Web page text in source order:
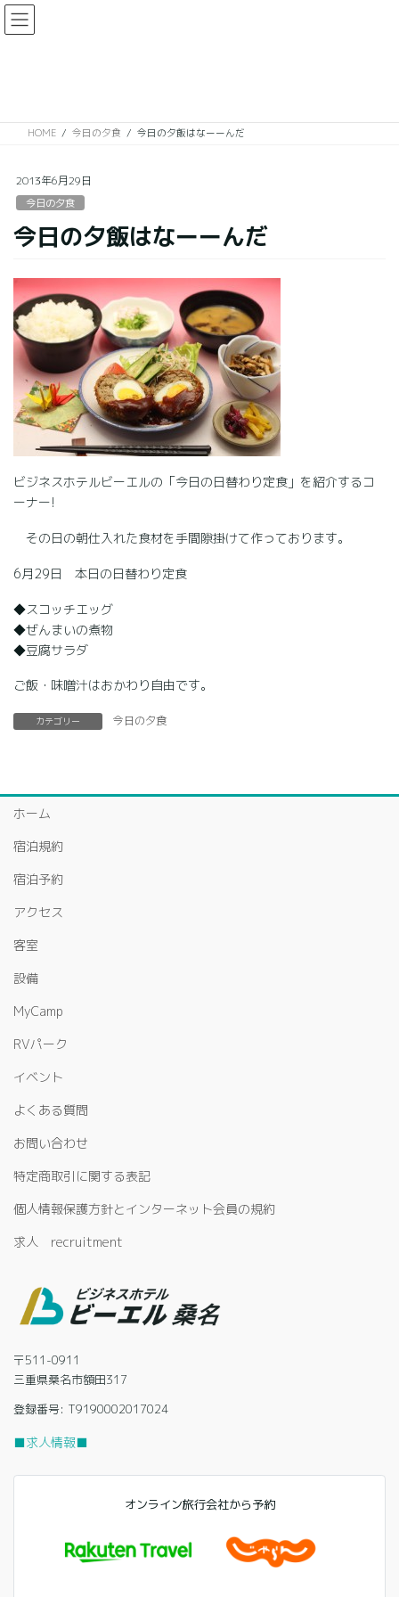
コ
ン
移
ナ
ビ
ン
HOME 今日の夕食 今日の夕飯はなーーんだ
2013年6月29日
今日の夕食
今日の夕飯はなーーんだ
ビジネスホテルビーエルの「今日の日替わり定食」を紹介するコ
ーナー!
その日の朝仕入れた食材を手間隙掛けて作っております。
6月29日 本日の日替わり定食
◆スコッチエッグ
◆ぜんまいの煮物
◆豆腐サラダ
ご飯・味噌汁はおかわり自由です。
カテゴリー 今日の夕食
ホーム
宿泊規約
宿泊予約
アクセス
客室
設備
MyCamp
RVパーク
イベント
よくある質問
お問い合わせ
特定商取引に関する表記
個人情報保護方針とインターネット会員の規約
求人 recruitment
〒511-0911
三重県桑名市額田317
登録番号: T9190002017024
■求人情報■
オンライン旅行会社から予約